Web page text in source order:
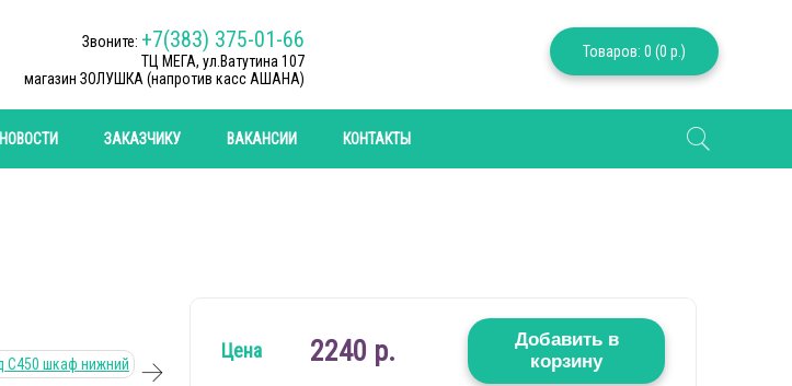
Товаров: 0 (0 р.)
Звоните: +7(383) 375-01-66
ТЦ МЕГА, ул.Ватутина 107
магазин ЗОЛУШКА (напротив касс АШАНА)
НОВОСТИ ЗАКАЗЧИКУ ВАКАНСИИ КОНТАКТЫ
Цена 2240 р.
Добавить в
корзину